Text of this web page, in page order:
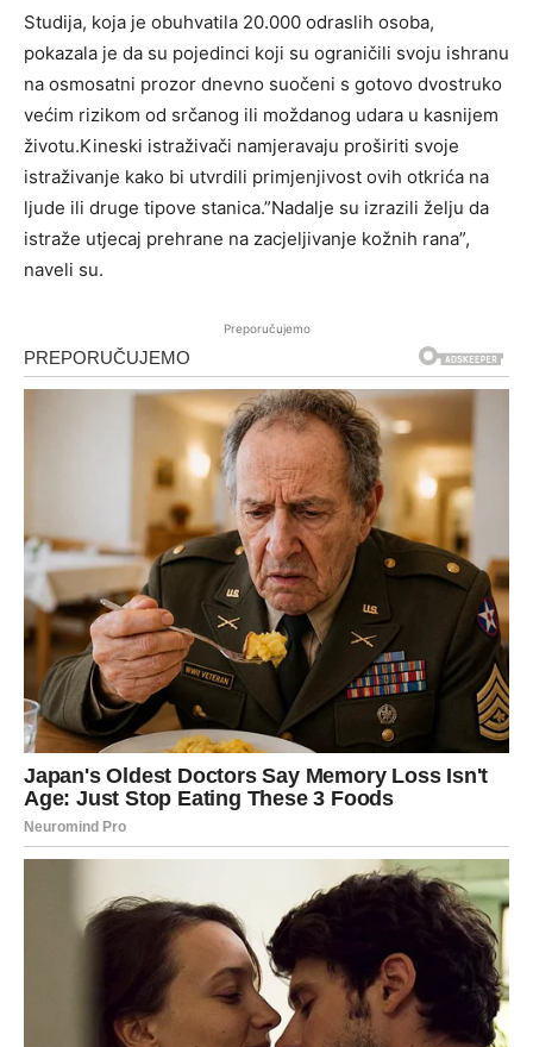
Studija, koja je obuhvatila 20.000 odraslih osoba,
pokazala je da su pojedinci koji su ograničili svoju ishranu
na osmosatni prozor dnevno suočeni s gotovo dvostruko
većim rizikom od srčanog ili moždanog udara u kasnijem
životu.Kineski istraživači namjeravaju proširiti svoje
istraživanje kako bi utvrdili primjenjivost ovih otkrića na
ljude ili druge tipove stanica.”Nadalje su izrazili želju da
istraže utjecaj prehrane na zacjeljivanje kožnih rana”,
naveli su.
Preporučujemo